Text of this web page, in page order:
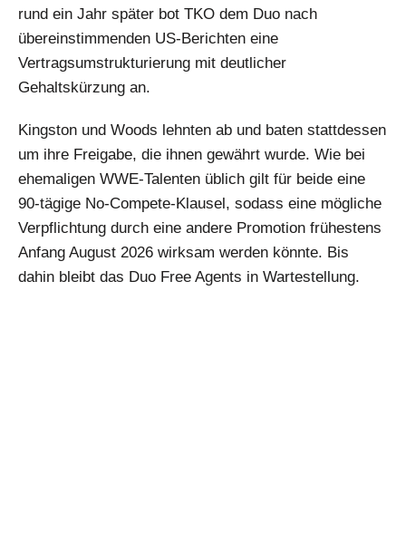
rund ein Jahr später bot TKO dem Duo nach
übereinstimmenden US-Berichten eine
Vertragsumstrukturierung mit deutlicher
Gehaltskürzung an.
Kingston und Woods lehnten ab und baten stattdessen
um ihre Freigabe, die ihnen gewährt wurde. Wie bei
ehemaligen WWE-Talenten üblich gilt für beide eine
90-tägige No-Compete-Klausel, sodass eine mögliche
Verpflichtung durch eine andere Promotion frühestens
Anfang August 2026 wirksam werden könnte. Bis
dahin bleibt das Duo Free Agents in Wartestellung.